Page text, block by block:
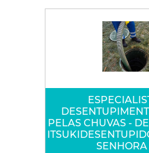
PELAS CHUVAS -
SENHORA